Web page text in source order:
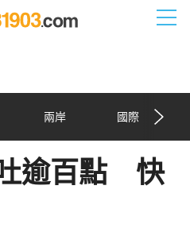
兩岸 國際
逾百點 快